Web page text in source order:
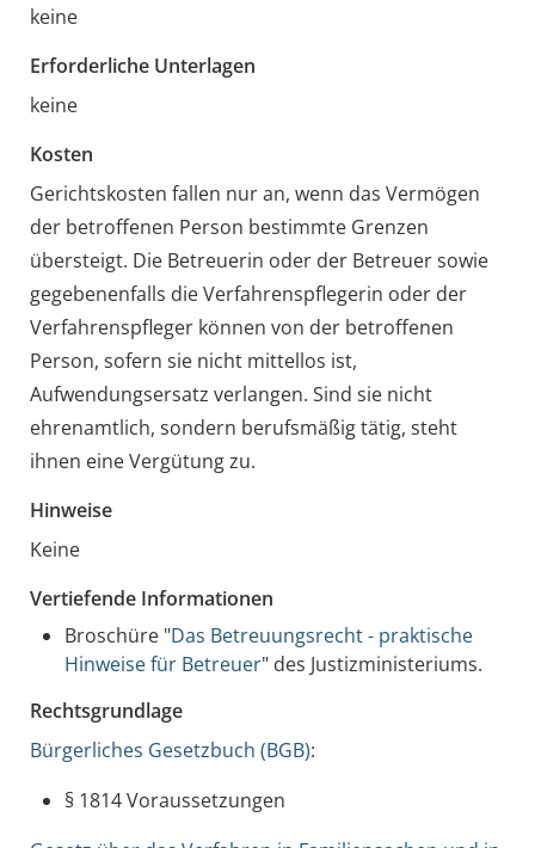
keine
Erforderliche Unterlagen
keine
Kosten
Gerichtskosten fallen nur an, wenn das Vermögen
der betroffenen Person bestimmte Grenzen
übersteigt. Die Betreuerin oder der Betreuer sowie
gegebenenfalls die Verfahrenspflegerin oder der
Verfahrenspfleger können von der betroffenen
Person, sofern sie nicht mittellos ist,
Aufwendungsersatz verlangen. Sind sie nicht
ehrenamtlich, sondern berufsmäßig tätig, steht
ihnen eine Vergütung zu.
Hinweise
Keine
Vertiefende Informationen
Broschüre "Das Betreuungsrecht - praktische
Hinweise für Betreuer" des Justizministeriums.
Rechtsgrundlage
Bürgerliches Gesetzbuch (BGB):
§ 1814 Voraussetzungen